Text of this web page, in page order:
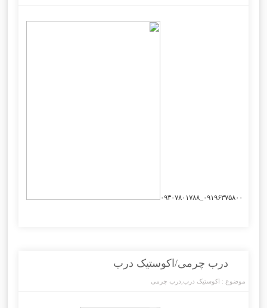
درب چرمی/اکوستیک درب
موضوع : اکوستیک درب درب چرمی
۰۹۱۹۶۳۷۵۸۰۰_۰۹۳۰۷۸۰۱۷۸۸